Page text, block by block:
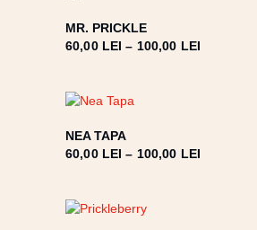
MR. PRICKLE
60,00 LEI – 100,00 LEI
NEA TAPA
60,00 LEI – 100,00 LEI